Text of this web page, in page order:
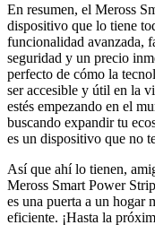
En resumen, el Meross
dispositivo que lo tiene
funcionalidad avanzada,
seguridad y un precio
perfecto de cómo la
ser accesible y útil en la
estés empezando en el
buscando expandir tu
es un dispositivo que no
Así que ahí lo tienen,
Meross Smart Power
es una puerta a un hogar
eficiente. ¡Hasta la